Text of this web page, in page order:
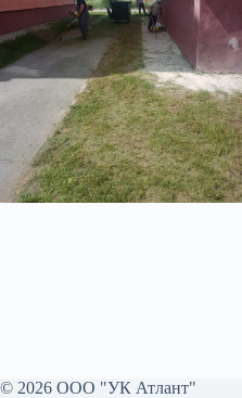
© 2026 ООО "УК Атлант"